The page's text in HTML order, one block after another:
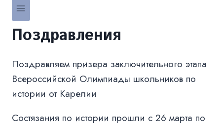
Поздравления
Поздравляем призера заключительного этапа
Всероссийской Олимпиады школьников по
истории от Карелии
Состязания по истории прошли с 26 марта по